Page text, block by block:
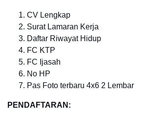
CV Lengkap
Surat Lamaran Kerja
Daftar Riwayat Hidup
FC KTP
FC Ijasah
No HP
Pas Foto terbaru 4x6 2 Lembar
PENDAFTARAN: